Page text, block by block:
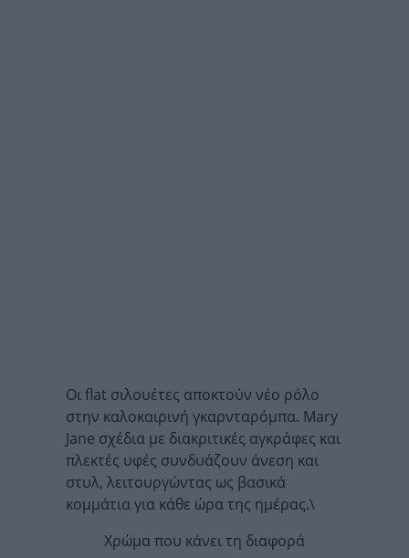
Οι flat σιλουέτες αποκτούν νέο ρόλο
στην καλοκαιρινή γκαρνταρόμπα. Mary
Jane σχέδια με διακριτικές αγκράφες και
πλεκτές υφές συνδυάζουν άνεση και
στυλ, λειτουργώντας ως βασικά
κομμάτια για κάθε ώρα της ημέρας.\
Χρώμα που κάνει τη διαφορά